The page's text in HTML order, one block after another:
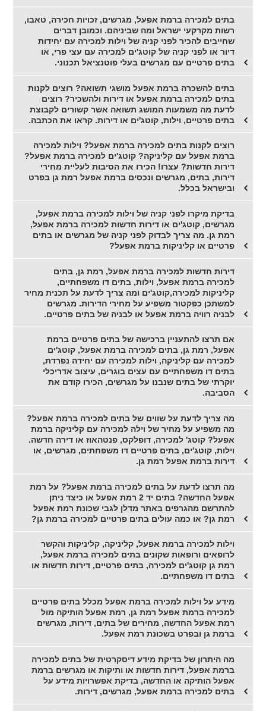
בתים למכירה ברמת אפעל, מגרשים, זכויות חכירה, טאבו,
רשות מקרקעי ישראל ומה שביניהם. וכמובן דברים
שחייבים להכיר לפני קניה של וילות למכירה עם יחידות
דיור או לפני קניה של קוטג'ים למכירה עם עצי פרי, או
בתים פרטיים עם מגרשים בעלי פוטנציאל תכנוני.
בתים להשכרה ברמת אפעל מושגי תשואה? רוצים לקנות
בתים למכירה ברמת אפעל או דירות ולהשכיר? רוצים
לדעת מה משמעות המושג תשואה אשר קשורים לקבוצת
בתים פרטיים, וילות, קוטג'ים או דירות. קראו את הכתבה.
רוצים לקנות בתים למכירה ברמת אפעל? וילות למכירה
ברמת אפעל עם קליניקה? קוטג'ים למכירה ברמת אפעל?
דירות חדשות? עצרו! הכירו את הסיבות לעליית מחירי
דירות, בתים, מגרשים ונכסים ברמת אפעל רמת גן בפרט
ובישראל בכלל.
בדיקת מיקרו לפני קניה של וילות למכירה ברמת אפעל,
מגרשים, קוטג'ים או דירות חדשות למכירה ברמת אפעל,
רמת גן. מה צריך לבדוק לפני קניה של מגרשים או בתים
פרטיים או קליניקות ברמת אפעל?
דירות חדשות למכירה ברמת אפעל, רמת גן, בתים
למכירה ברמת אפעל, וילות, בתים דו משפחתיים,
קליניקות למכירה,קוטג'ים ומה צריך לדעת על תכנית מחיר
למשתכן כפקטור משפיע על מחירי הדירות. מגרשים
לבניה רוויה ברמת אפעל או לבניה של בתים פרטיים.
אם תרצו להתעניין ברכישה של בתים פרטיים ברמת
אפעל, רמת גן, בתים למכירה ברמת אפעל, קוטג'ים
למכירה עם קליניקה, וילות למכירה עם יחידה נפרדת,
בתים דו משפחתיים עם עצים בוגרים, עיצוב אדריכלי
יוקרתי של בתים שנבנו על מגרשים, הכירו קודם את
הסביבה.
מה צריך לדעת על שווים של בתים למכירה ברמת אפעל?
מה משפיע על מחיר של וילה למכירה עם קליניקה ברמת
אפעל? קוטג' למכירה, דופלקס, פנטהאוז או דירה חדשה.
וילות, קוטג'ים, בתים פרטיים דו משפחתים, מגרשים, או
דירות ברמת אפעל רמת גן.
מה תרצו לדעת על בתים למכירה ברמת אפעל? על רמת
אפעל החדשה? בתים יד 2 רמת אפעל או כיצד ניתן
להתרשם מהגרפים באתר מדלן לגבי שכונת רמת אפעל
רמת גן? או כמה עולים בתים פרטיים למכירה ברמת גן?
וילות למכירה ברמת אפעל, קליניקה, קליניקות והקשר
לרופאים ורופאות שקונים בתים למכירה ברמת אפעל,
רמת גן קוטג'ים למכירה, בתים פרטיים, דירות חדשות או
בתים דו משפחתיים.
מידע על וילות למכירה ברמת אפעל מכלל בתים פרטיים
למכירה ברמת אפעל רמת גן, רמת אפעל הותיקה מול
רמת אפעל החדשה, מחירים של בתים, דירות, מגרשים
ברמת גן ובפרט בשכונת רמת אפעל.
מה היתרון של בדיקת מידע דיסקרטית של בתים למכירה
ברמת אפעל, דירות חדשות או ותיקות או מגרשים ברמת
אפעל הותיקה או החדשה, בדיקת אפשרויות מידע על
בתים למכירה ברמת אפעל, מגרשים, דירות.